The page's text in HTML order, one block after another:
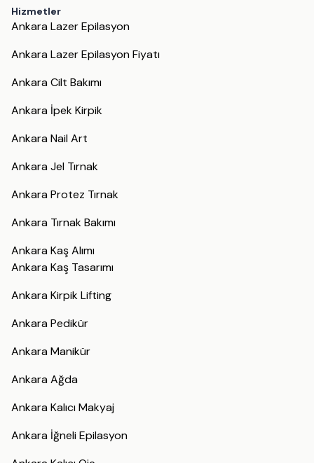
Hizmetler
Ankara Lazer Epilasyon
Ankara Lazer Epilasyon Fiyatı
Ankara Cilt Bakımı
Ankara İpek Kirpik
Ankara Nail Art
Ankara Jel Tırnak
Ankara Protez Tırnak
Ankara Tırnak Bakımı
Ankara Kaş Alımı
Ankara Kaş Tasarımı
Ankara Kirpik Lifting
Ankara Pedikür
Ankara Manikür
Ankara Ağda
Ankara Kalıcı Makyaj
Ankara İğneli Epilasyon